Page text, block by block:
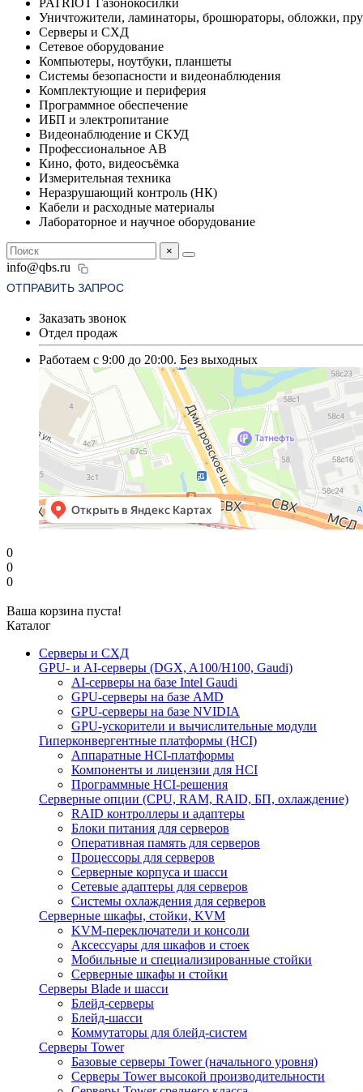
PATRIOT Газонокосилки
Уничтожители, ламинаторы, брошюраторы, обложки,
Серверы и СХД
Сетевое оборудование
Компьютеры, ноутбуки, планшеты
Системы безопасности и видеонаблюдения
Комплектующие и периферия
Программное обеспечение
ИБП и электропитание
Видеонаблюдение и СКУД
Профессиональное АВ
Кино, фото, видеосъёмка
Измерительная техника
Неразрушающий контроль (НК)
Кабели и расходные материалы
Лабораторное и научное оборудование
×
info@qbs.ru
ОТПРАВИТЬ ЗАПРОС
Заказать звонок
Отдел продаж
Работаем с 9:00 до 20:00. Без выходных
0
0
0
Ваша корзина пуста!
Каталог
Серверы и СХД
GPU- и AI-серверы (DGX, A100/H100, Gaudi)
AI-серверы на базе Intel Gaudi
GPU-серверы на базе AMD
GPU-серверы на базе NVIDIA
GPU-ускорители и вычислительные модули
Гиперконвергентные платформы (HCI)
Аппаратные HCI-платформы
Компоненты и лицензии для HCI
Программные HCI-решения
Серверные опции (CPU, RAM, RAID, БП, охлаждение)
RAID контроллеры и адаптеры
Блоки питания для серверов
Оперативная память для серверов
Процессоры для серверов
Серверные корпуса и шасси
Сетевые адаптеры для серверов
Системы охлаждения для серверов
Серверные шкафы, стойки, KVM
KVM-переключатели и консоли
Аксессуары для шкафов и стоек
Мобильные и специализированные стойки
Серверные шкафы и стойки
Серверы Blade и шасси
Блейд-серверы
Блейд-шасси
Коммутаторы для блейд-систем
Серверы Tower
Базовые серверы Tower (начального уровня)
Серверы Tower высокой производительности